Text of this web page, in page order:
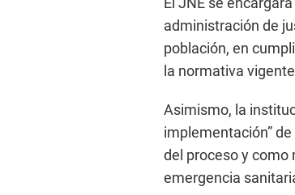
administración de
población, en
la normativa
Asimismo, la
implementación”
del proceso y como
emergencia